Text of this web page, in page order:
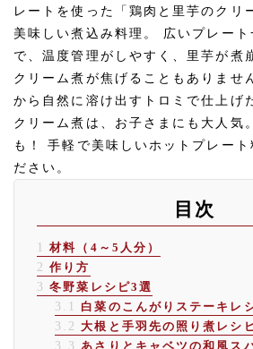
レートを使った「鶏肉と里芋のクリ
美味しい煮込み料理。 広いプレー
で、温度管理がしやすく、里芋が煮
クリーム煮が焦げることもありませ
から自然に溶け出すトロミで仕上げ
クリーム煮は、お子さまにも大人気
も！ 手軽で美味しいホットプレート
ださい。
目次
1
材料（4～5人分）
2 作り方
3 冬野菜レシピ3選
3.1
白菜のこんがりステーキレ
3.2 大根と手羽先の照り煮レシ
3.3 あさりとキャベツの和風ス